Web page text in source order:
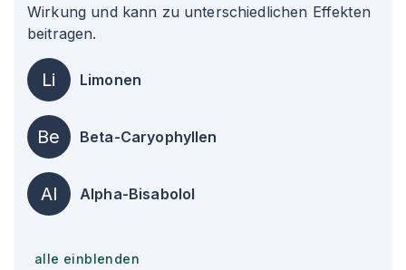
Wirkung und kann zu unterschiedlichen Effekten
beitragen.
Li Limonen
Be Beta-Caryophyllen
Al Alpha-Bisabolol
alle einblenden